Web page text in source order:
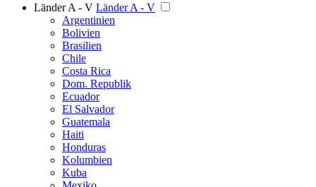
Länder A - V Länder A - V
Argentinien
Bolivien
Brasilien
Chile
Costa Rica
Dom. Republik
Ecuador
El Salvador
Guatemala
Haiti
Honduras
Kolumbien
Kuba